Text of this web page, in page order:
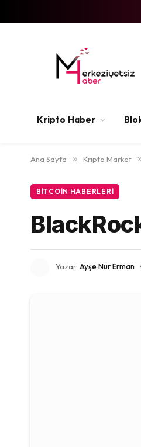
Kripto Haber
Ana Sayfa » Kripto Market
BITCOIN HABERLERI
Yazar: Ayşe Nur Erman